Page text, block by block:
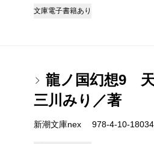
文庫電子書籍あり
龍ノ国幻想9
三川みり／著
新潮文庫nex 978-4-10-